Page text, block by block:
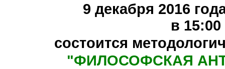
9 декабря 2016
в 15:00
состоится
"ФИЛОСОФСКАЯ